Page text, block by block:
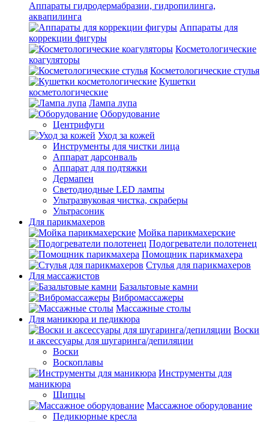
Аппараты гидродермабразии, гидропилинга,
аквапилинга
Аппараты для
коррекции фигуры
Косметологические
коагуляторы
Косметологические стулья
Кушетки
косметологические
Лампа лупа
Оборудование
Центрифуги
Уход за кожей
Инструменты для чистки лица
Аппарат дарсонваль
Аппарат для подтяжки
Дермапен
Светодиодные LED лампы
Ультразвуковая чистка, скраберы
Ультрасоник
Для парикмахеров
Мойка парикмахерские
Подогреватели полотенец
Помощник парикмахера
Стулья для парикмахеров
Для массажистов
Базальтовые камни
Вибромассажеры
Массажные столы
Для маникюра и педикюра
Воски
и аксессуары для шугаринга/депиляции
Воски
Воскоплавы
Инструменты для
маникюра
Щипцы
Массажное оборудование
Педикюрные кресла